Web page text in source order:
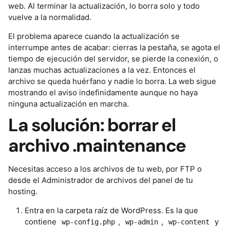
web. Al terminar la actualización, lo borra solo y todo
vuelve a la normalidad.
El problema aparece cuando la actualización se
interrumpe antes de acabar: cierras la pestaña, se agota el
tiempo de ejecución del servidor, se pierde la conexión, o
lanzas muchas actualizaciones a la vez. Entonces el
archivo se queda huérfano y nadie lo borra. La web sigue
mostrando el aviso indefinidamente aunque no haya
ninguna actualización en marcha.
La solución: borrar el
archivo .maintenance
Necesitas acceso a los archivos de tu web, por FTP o
desde el Administrador de archivos del panel de tu
hosting.
Entra en la carpeta raíz de WordPress. Es la que
contiene
wp-config.php , wp-admin , wp-content y